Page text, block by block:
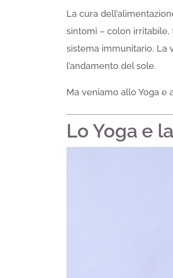
La cura
sintomi – colon irritabile,
sistema immunitario. La
l’andamento del sole.
Ma veniamo allo Yoga
Lo Yoga e